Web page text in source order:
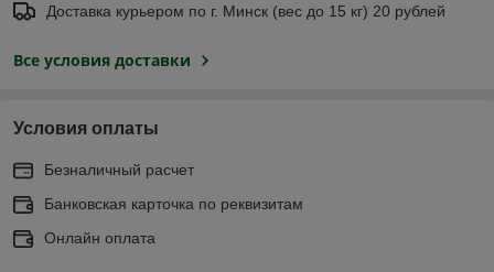
Доставка курьером по г. Минск (вес до 15 кг) 20 рублей
Все условия доставки
Условия оплаты
Безналичный расчет
Банковская карточка по реквизитам
Онлайн оплата